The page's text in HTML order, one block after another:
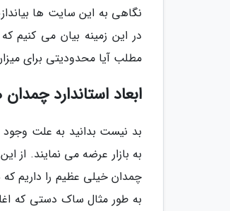
نگاهی به این سایت ها
مطلب آیا محدودیتی برای
ابعاد استاندارد چمدان
بد نیست بدانید به علت وجود
به بازار عرضه می نمایند.
چمدان خیلی عظیم را داریم